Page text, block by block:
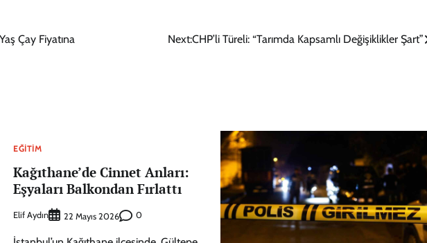
Çay Fiyatına
Next:CHP’li Türeli: “Tarımda Kapsamlı Değişiklikler Şart”
EĞITIM
Kağıthane’de Cinnet Anları:
Eşyaları Balkondan Fırlattı
Elif Aydın 22 Mayıs 2026 0